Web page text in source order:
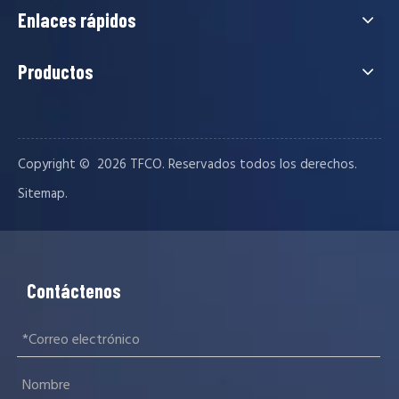
Enlaces rápidos
Productos
Copyright © ️ 2026 TFCO. Reservados todos los derechos.
Sitemap.
Contáctenos